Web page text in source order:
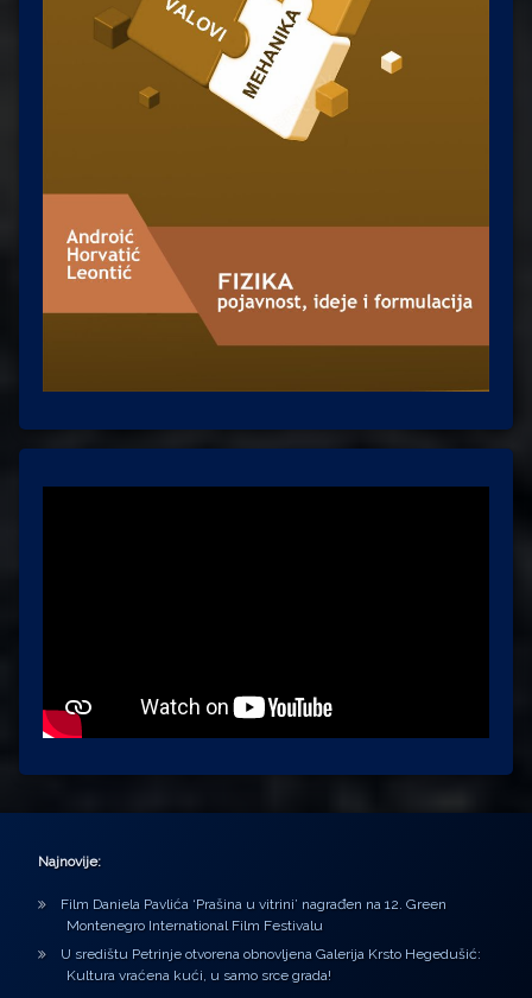
Najnovije:
Film Daniela Pavlića ‘Prašina u vitrini’ nagrađen na 12. Green
Montenegro International Film Festivalu
U središtu Petrinje otvorena obnovljena Galerija Krsto Hegedušić:
Kultura vraćena kući, u samo srce grada!